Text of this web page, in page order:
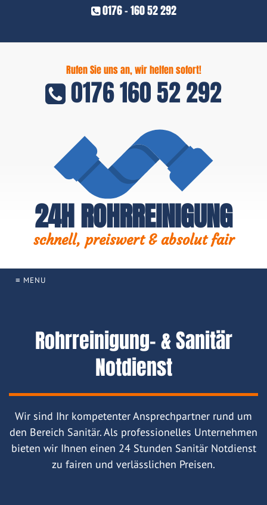
0176 - 160 52 292
Rufen Sie uns an, wir helfen sofort!
0176 160 52 292
24H ROHRREINIGUNG
schnell, preiswert & absolut fair
≡ MENU
Rohrreinigung- & Sanitär
Notdienst
Wir sind Ihr kompetenter Ansprechpartner rund um
den Bereich Sanitär. Als professionelles Unternehmen
bieten wir Ihnen einen 24 Stunden Sanitär Notdienst
zu fairen und verlässlichen Preisen.